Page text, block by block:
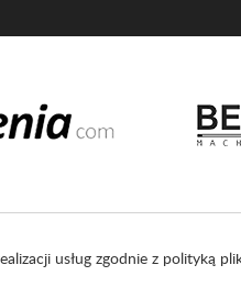
usług zgodnie z polityką